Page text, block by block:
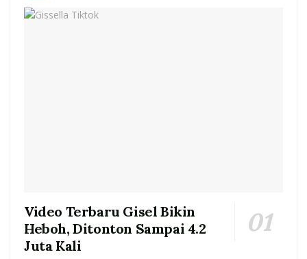
Video Terbaru Gisel Bikin
Heboh, Ditonton Sampai 4.2
Juta Kali